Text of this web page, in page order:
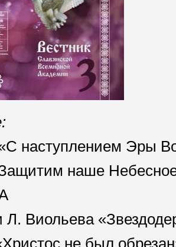
наступлением Эры
наше
Л. Виольева
не был